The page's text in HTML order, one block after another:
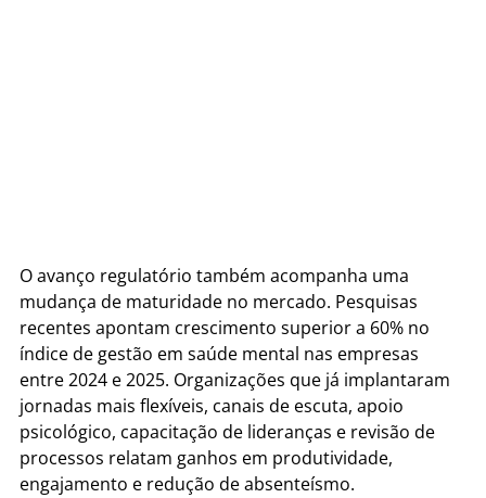
O avanço regulatório também acompanha uma
mudança de maturidade no mercado. Pesquisas
recentes apontam crescimento superior a 60% no
índice de gestão em saúde mental nas empresas
entre 2024 e 2025. Organizações que já implantaram
jornadas mais flexíveis, canais de escuta, apoio
psicológico, capacitação de lideranças e revisão de
processos relatam ganhos em produtividade,
engajamento e redução de absenteísmo.